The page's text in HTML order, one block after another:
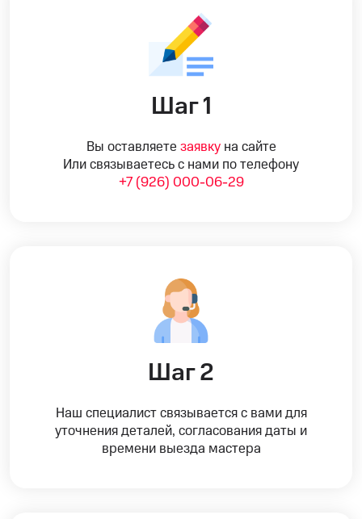
Шаг 1
Вы оставляете заявкуна сайте
Или связываетесь с нами по телефону
+7 (926) 000-06-29
Шаг 2
Наш специалист связывается с вами для
уточнения деталей, согласования даты и
времени выезда мастера